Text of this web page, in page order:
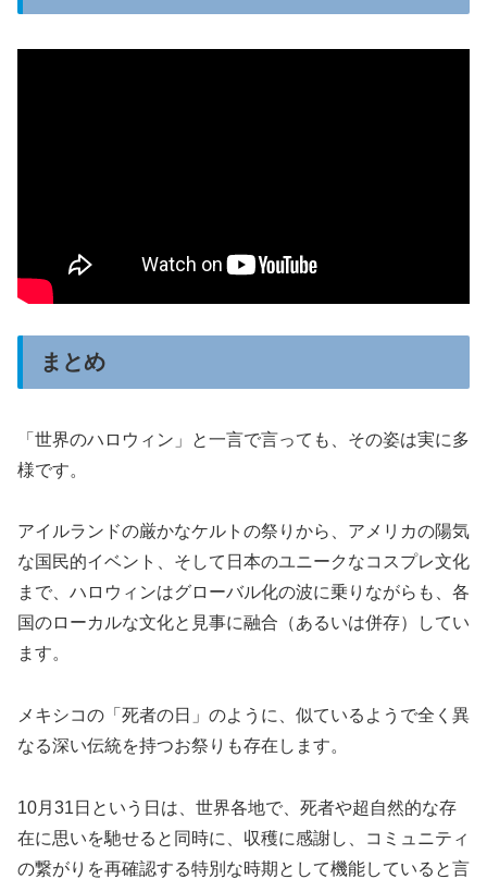
まとめ
「世界のハロウィン」と一言で言っても、その姿は実に多
様です。
アイルランドの厳かなケルトの祭りから、アメリカの陽気
な国民的イベント、そして日本のユニークなコスプレ文化
まで、ハロウィンはグローバル化の波に乗りながらも、各
国のローカルな文化と見事に融合（あるいは併存）してい
ます。
メキシコの「死者の日」のように、似ているようで全く異
なる深い伝統を持つお祭りも存在します。
10月31日という日は、世界各地で、死者や超自然的な存
在に思いを馳せると同時に、収穫に感謝し、コミュニティ
の繋がりを再確認する特別な時期として機能していると言